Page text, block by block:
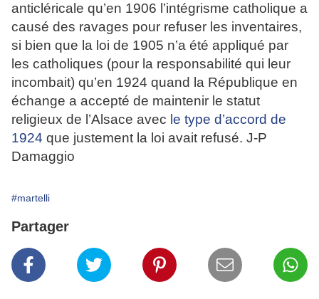
anticléricale qu’en 1906 l’intégrisme catholique a
causé des ravages pour refuser les inventaires,
si bien que la loi de 1905 n’a été appliqué par
les catholiques (pour la responsabilité qui leur
incombait) qu’en 1924 quand la République en
échange a accepté de maintenir le statut
religieux de l’Alsace avec le type d’accord de
1924 que justement la loi avait refusé. J-P
Damaggio
#martelli
Partager